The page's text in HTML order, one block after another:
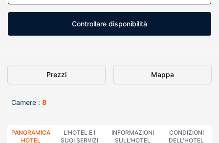
Controllare disponibilità
Prezzi Mappa
Camere : 8
PANORAMICA
HOTEL
L'HOTEL E I
SUOI SERVIZI
INFORMAZIONI
SULL'HOTEL
CONDIZIONI
DELL'HOTEL